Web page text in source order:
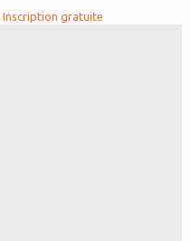
Inscription gratuite